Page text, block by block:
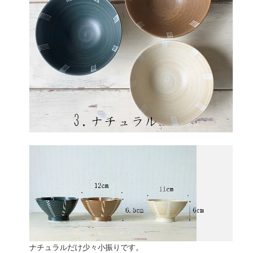
ナチュラルだけ少々小振りです。